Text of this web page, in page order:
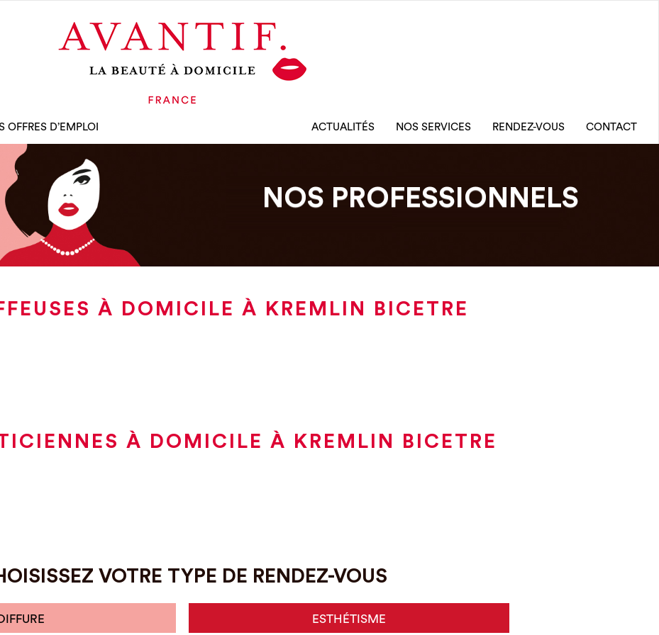
OFFRES D’EMPLOI ACTUALITÉS NOS SERVICES RENDEZ-VOUS CONTACT
NOS PROFESSIONNELS
À DOMICILE À KREMLIN BICETRE
À DOMICILE À KREMLIN BICETRE
VOTRE TYPE DE RENDEZ-VOUS
ESTHÉTISME